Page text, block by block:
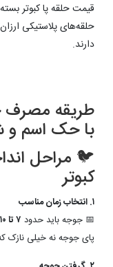
قیمت حلقه پا کبوتر
حلقه‌های پلاستیکی
دارند.
طریقه مصرف
با حک اسم و
🐦 مراحل
کبوتر
۱. انتخاب زمان مناسب
📅 جوجه باید حدود ۷ تا ۱۰ روزه
پای جوجه نه خیلی نازک